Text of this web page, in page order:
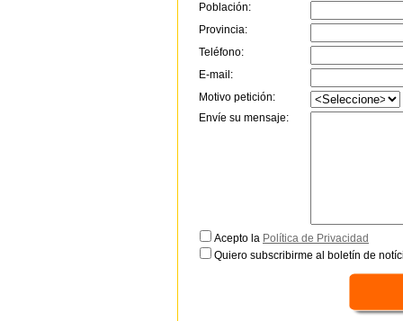
Población:
Provincia:
Teléfono:
E-mail:
Motivo petición:
Envíe su mensaje:
Acepto la Política de Privacidad
Quiero subscribirme al boletín de